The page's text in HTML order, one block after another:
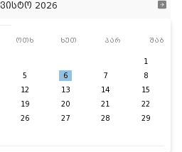
2026
ოთხ ხუთ პარ შაბ
1
5 6 7
8
12 13 14
15
19 20 21
22
26 27 28
29